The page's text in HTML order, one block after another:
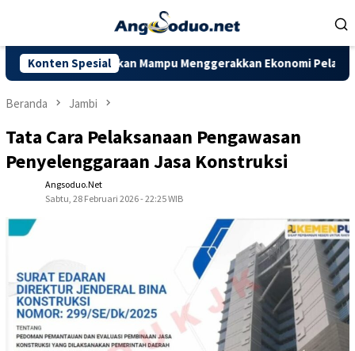
Konten Spesial
Diharapkan Mampu Menggerakkan Ekonomi Pelaku UMKM
Beranda Jambi
Tata Cara Pelaksanaan Pengawasan
Penyelenggaraan Jasa Konstruksi
Angsoduo.net
Sabtu, 28 Februari 2026 - 22:25 WIB